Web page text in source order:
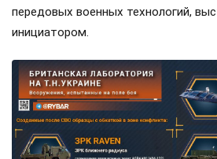
передовых военных технологий,
инициатором.